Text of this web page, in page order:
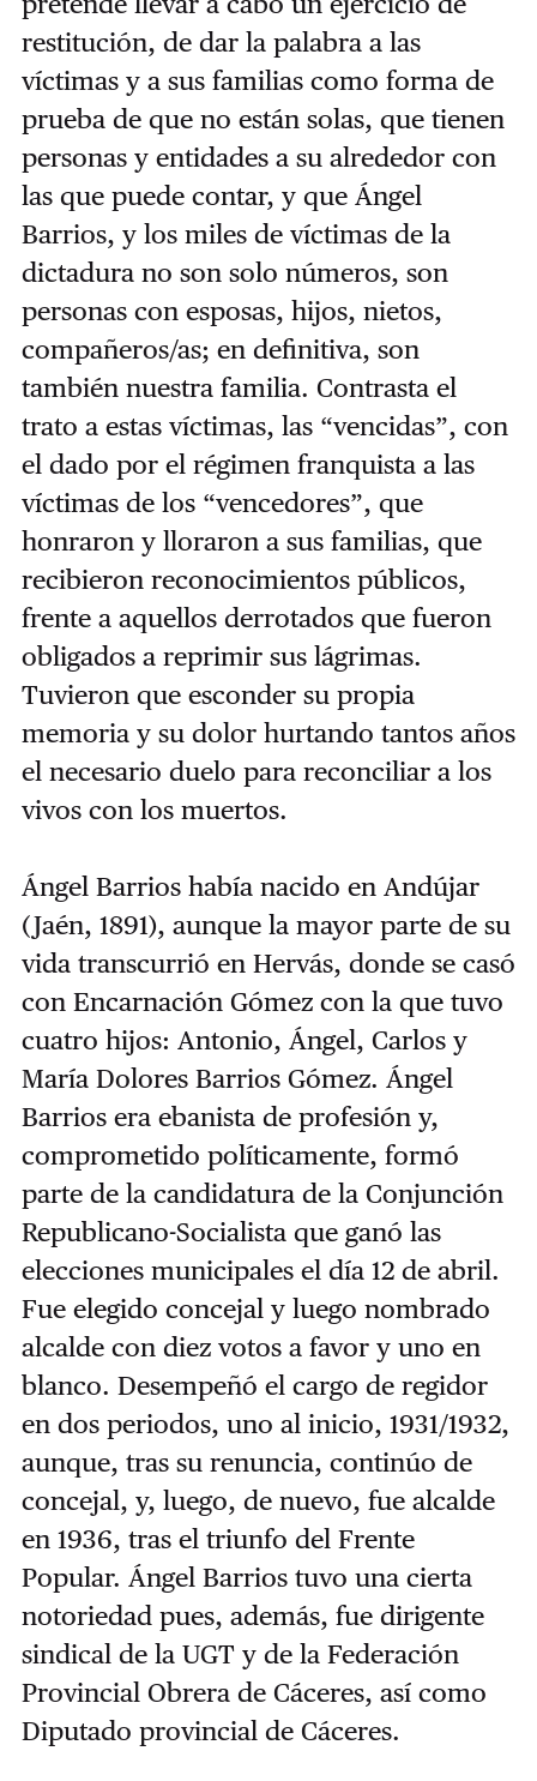
restitución, de dar la palabra a las
víctimas y a sus familias como forma de
prueba de que no están solas, que tienen
personas y entidades a su alrededor con
las que puede contar, y que Ángel
Barrios, y los miles de víctimas de la
dictadura no son solo números, son
personas con esposas, hijos, nietos,
compañeros/as; en definitiva, son
también nuestra familia. Contrasta el
trato a estas víctimas, las “vencidas”, con
el dado por el régimen franquista a las
víctimas de los “vencedores”, que
honraron y lloraron a sus familias, que
recibieron reconocimientos públicos,
frente a aquellos derrotados que fueron
obligados a reprimir sus lágrimas.
Tuvieron que esconder su propia
memoria y su dolor hurtando tantos años
el necesario duelo para reconciliar a los
vivos con los muertos.
Ángel Barrios había nacido en Andújar
(Jaén, 1891), aunque la mayor parte de su
vida transcurrió en Hervás, donde se casó
con Encarnación Gómez con la que tuvo
cuatro hijos: Antonio, Ángel, Carlos y
María Dolores Barrios Gómez. Ángel
Barrios era ebanista de profesión y,
comprometido políticamente, formó
parte de la candidatura de la Conjunción
Republicano-Socialista que ganó las
elecciones municipales el día 12 de abril.
Fue elegido concejal y luego nombrado
alcalde con diez votos a favor y uno en
blanco. Desempeñó el cargo de regidor
en dos periodos, uno al inicio, 1931/1932,
aunque, tras su renuncia, continúo de
concejal, y, luego, de nuevo, fue alcalde
en 1936, tras el triunfo del Frente
Popular. Ángel Barrios tuvo una cierta
notoriedad pues, además, fue dirigente
sindical de la UGT y de la Federación
Provincial Obrera de Cáceres, así como
Diputado provincial de Cáceres.